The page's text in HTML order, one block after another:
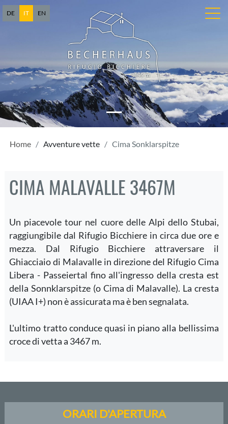
DE IT EN
Home Avventure vette Cima Sonklarspitze
CIMA MALAVALLE 3467M
Un piacevole tour nel cuore delle Alpi dello Stubai,
raggiungibile dal Rifugio Bicchiere in circa due ore e
mezza. Dal Rifugio Bicchiere attraversare il
Ghiacciaio di Malavalle in direzione del Rifugio Cima
Libera - Passeiertal fino all'ingresso della cresta est
della Sonnklarspitze (o Cima di Malavalle). La cresta
(UIAA I+) non è assicurata ma è ben segnalata.
L'ultimo tratto conduce quasi in piano alla bellissima
croce di vetta a 3467 m.
ORARI D'APERTURA